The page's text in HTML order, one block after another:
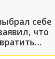
себе
что